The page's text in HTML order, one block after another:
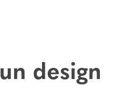
design